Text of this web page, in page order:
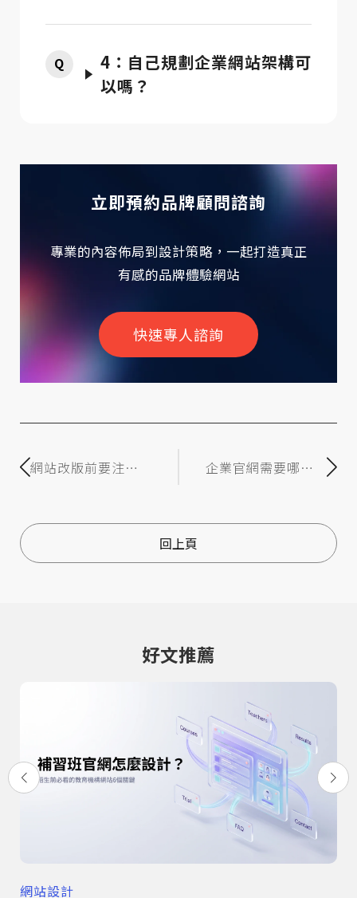
4：自己規劃企業網站架構可
以嗎？
立即預約品牌顧問諮詢
專業的內容佈局到設計策略，一起打造真正
有感的品牌體驗網站
快速專人諮詢
網站改版前要注意
企業官網需要哪些
回上頁
好文推薦
網站設計